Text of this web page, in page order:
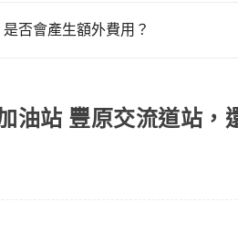
別針對來回車趟做額外折扣，但
否會產生額外費用？
則不需要額外支付費用。
油站 豐原交流道站